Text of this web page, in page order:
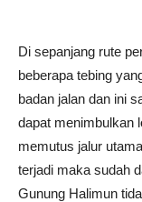
Di sepanjang rute
beberapa tebing
badan jalan dan ini
dapat menimbulkan
memutus jalur
terjadi maka sudah
Gunung Halimun